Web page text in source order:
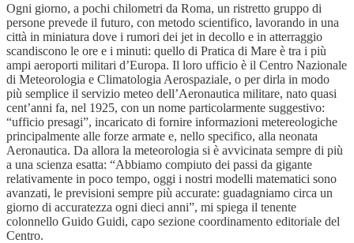
Ogni giorno, a pochi chilometri da Roma, un ristretto gruppo di
persone prevede il futuro, con metodo scientifico, lavorando in una
città in miniatura dove i rumori dei jet in decollo e in atterraggio
scandiscono le ore e i minuti: quello di Pratica di Mare è tra i più
ampi aeroporti militari d’Europa. Il loro ufficio è il Centro Nazionale
di Meteorologia e Climatologia Aerospaziale, o per dirla in modo
più semplice il servizio meteo dell’Aeronautica militare, nato quasi
cent’anni fa, nel 1925, con un nome particolarmente suggestivo:
“ufficio presagi”, incaricato di fornire informazioni metereologiche
principalmente alle forze armate e, nello specifico, alla neonata
Aeronautica. Da allora la meteorologia si è avvicinata sempre di più
a una scienza esatta: “Abbiamo compiuto dei passi da gigante
relativamente in poco tempo, oggi i nostri modelli matematici sono
avanzati, le previsioni sempre più accurate: guadagniamo circa un
giorno di accuratezza ogni dieci anni”, mi spiega il tenente
colonnello Guido Guidi, capo sezione coordinamento editoriale del
Centro.